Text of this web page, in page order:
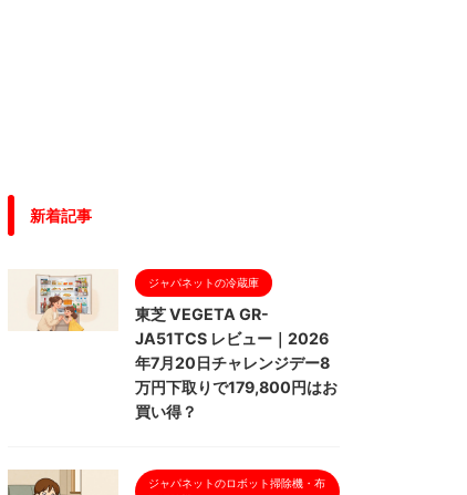
新着記事
ジャパネットの冷蔵庫
東芝 VEGETA GR-
JA51TCS レビュー｜2026
年7月20日チャレンジデー8
万円下取りで179,800円はお
買い得？
ジャパネットのロボット掃除機・布